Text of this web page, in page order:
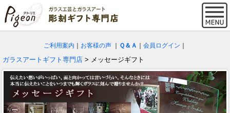
ご利用案内 お客様の声 Ｑ＆Ａ 会員ログイン
ガラスアートギフト専門店 > メッセージギフト